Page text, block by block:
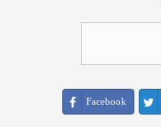
Facebook